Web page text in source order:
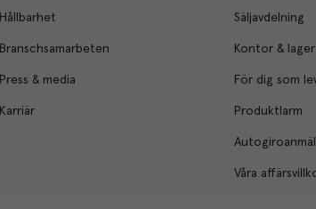
Hållbarhet
Branschsamarbeten
Press & media
Karriär
Säljavdelning
Kontor & lager
För dig som
Produktlarm
Våra